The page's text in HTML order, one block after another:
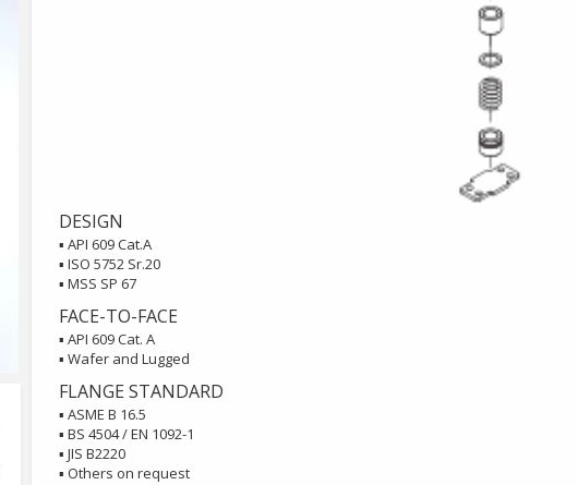
DESIGN
▪ API 609 Cat.A
▪ ISO 5752 Sr.20
▪ MSS SP 67
FACE-TO-FACE
▪ API 609 Cat. A
▪ Wafer and Lugged
FLANGE STANDARD
▪ ASME B 16.5
▪ BS 4504 / EN 1092-1
▪ JIS B2220
▪ Others on request
Bơm Thu Hồi Nước